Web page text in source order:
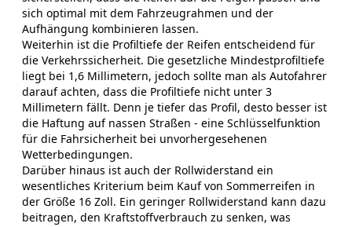
sich optimal mit dem Fahrzeugrahmen und der
Aufhängung kombinieren lassen.
Weiterhin ist die Profiltiefe der Reifen entscheidend für
die Verkehrssicherheit. Die gesetzliche Mindestprofiltiefe
liegt bei 1,6 Millimetern, jedoch sollte man als Autofahrer
darauf achten, dass die Profiltiefe nicht unter 3
Millimetern fällt. Denn je tiefer das Profil, desto besser ist
die Haftung auf nassen Straßen - eine Schlüsselfunktion
für die Fahrsicherheit bei unvorhergesehenen
Wetterbedingungen.
Darüber hinaus ist auch der Rollwiderstand ein
wesentliches Kriterium beim Kauf von Sommerreifen in
der Größe 16 Zoll. Ein geringer Rollwiderstand kann dazu
beitragen, den Kraftstoffverbrauch zu senken, was